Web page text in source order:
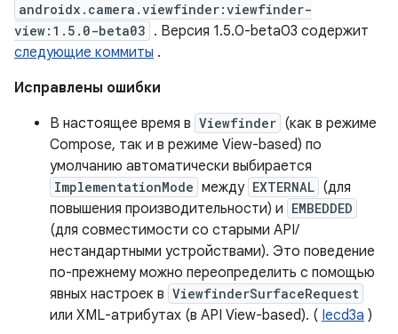
androidx.camera.viewfinder:viewfinder-
view:1.5.0-beta03 . Версия 1.5.0-beta03 содержит
следующие коммиты .
Исправлены ошибки
В настоящее время в Viewfinder (как в режиме
Compose, так и в режиме View-based) по
умолчанию автоматически выбирается
ImplementationMode между EXTERNAL (для
повышения производительности) и EMBEDDED
(для совместимости со старыми API/
нестандартными устройствами). Это поведение
по-прежнему можно переопределить с помощью
явных настроек в ViewfinderSurfaceRequest
или XML-атрибутах (в API View-based). ( Iecd3a )